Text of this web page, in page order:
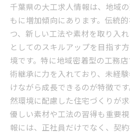
千葉県の大工求人情報は、地域
もに増加傾向にあります。伝統
つ、新しい工法や素材を取り入
としてのスキルアップを目指す
境です。特に地域密着型の工務
術継承に力を入れており、未経
けながら成長できるのが特徴で
然環境に配慮した住宅づくりが
優しい素材や工法の習得も重要
報には、正社員だけでなく、契